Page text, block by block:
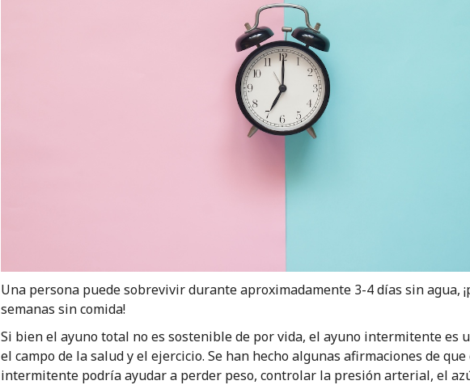
Una persona puede sobrevivir durante aproximadamente 3-4 días sin agua,
semanas sin comida!
Si bien el ayuno total no es sostenible de por vida, el ayuno intermitente es
el campo de la salud y el ejercicio. Se han hecho algunas afirmaciones de
intermitente podría ayudar a perder peso, controlar la presión arterial, el